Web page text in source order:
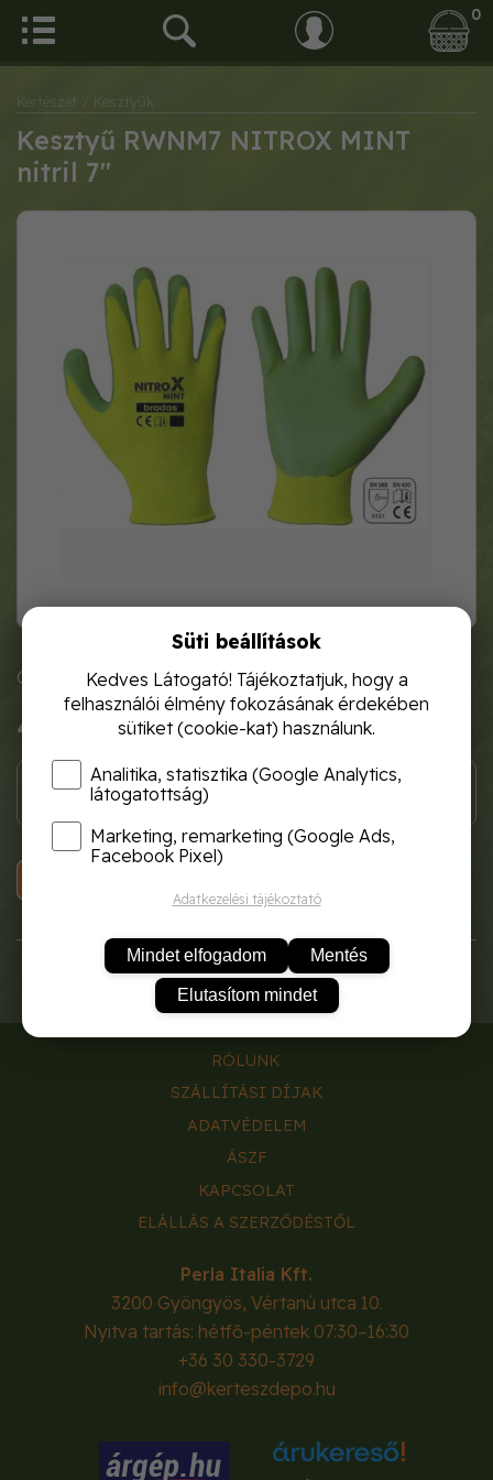
0
Kertészet / Kesztyűk
Kesztyű RWNM7 NITROX MINT
nitril 7"
Cikkszám: 438302
400 Ft
RÓLUNK
SZÁLLÍTÁSI DÍJAK
ADATVÉDELEM
ÁSZF
KAPCSOLAT
ELÁLLÁS A SZERZŐDÉSTŐL
Perla Italia Kft.
3200 Gyöngyös, Vértanú utca 10.
Nyitva tartás: hétfő-péntek 07:30–16:30
+36 30 330-3729
info@kerteszdepo.hu
Süti beállítások
Kedves Látogató! Tájékoztatjuk, hogy a
felhasználói élmény fokozásának érdekében
sütiket (cookie-kat) használunk.
Analitika, statisztika (Google Analytics,
látogatottság)
Marketing, remarketing (Google Ads,
Facebook Pixel)
Adatkezelési tájékoztató
Mindet elfogadom Mentés
Elutasítom mindet